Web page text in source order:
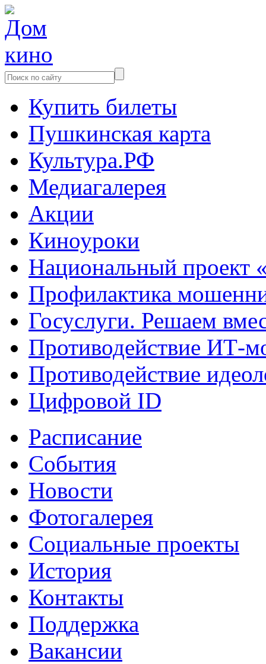
Купить билеты
Пушкинская карта
Культура.РФ
Медиагалерея
Акции
Киноуроки
Национальный проект
Профилактика
Госуслуги. Решаем
Противодействие ИТ-
Противодействие
Цифровой ID
Расписание
События
Новости
Фотогалерея
Социальные проекты
История
Контакты
Поддержка
Вакансии